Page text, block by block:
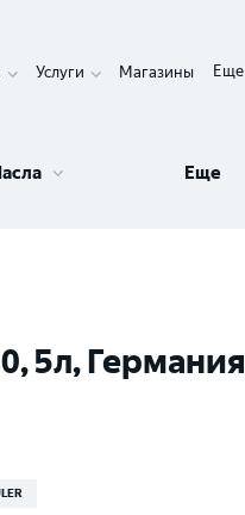
Услуги Магазины Еще
Еще
5л, Германия